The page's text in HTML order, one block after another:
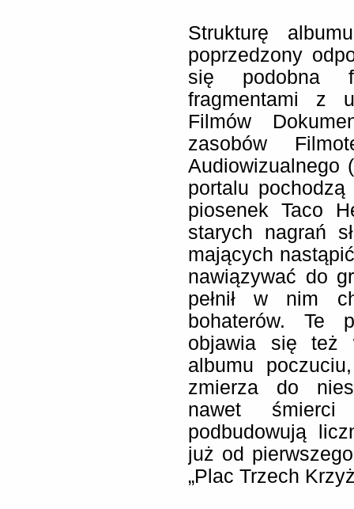
Strukturę
poprzedzony
się podobna
fragmentami z
Filmów
zasobów
Audiowizualnego
portalu
piosenek Taco
starych nagrań
mających
nawiązywać do
pełnił w nim
bohaterów. Te
objawia się też
albumu
zmierza do
nawet
podbudowują
już od
„Plac Trzech